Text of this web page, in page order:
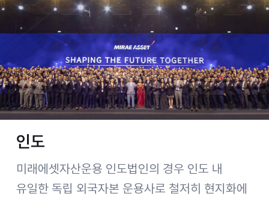
인도
미래에셋자산운용 인도법인의 경우 인도 내
유일한 독립 외국자본 운용사로 철저히 현지화에